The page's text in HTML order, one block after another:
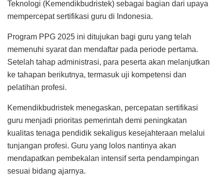
Teknologi (Kemendikbudristek) sebagai bagian dari upaya
mempercepat sertifikasi guru di Indonesia.
Program PPG 2025 ini ditujukan bagi guru yang telah
memenuhi syarat dan mendaftar pada periode pertama.
Setelah tahap administrasi, para peserta akan melanjutkan
ke tahapan berikutnya, termasuk uji kompetensi dan
pelatihan profesi.
Kemendikbudristek menegaskan, percepatan sertifikasi
guru menjadi prioritas pemerintah demi peningkatan
kualitas tenaga pendidik sekaligus kesejahteraan melalui
tunjangan profesi. Guru yang lolos nantinya akan
mendapatkan pembekalan intensif serta pendampingan
sesuai bidang ajarnya.